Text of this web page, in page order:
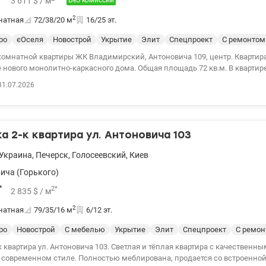
72/38/20 м2 16/25 эт.
єОселя Новострой Укрытие Элит Спецпроект
С ремонтом
квартиры ЖК Владимирский, Антоновича 109, центр. Квартира расположена на
нового монолитно-каркасного дома. Общая площадь 72 кв.м. В
кровать 180 см шириной, настенные светильники и зеркала
Цена без комиссии для покупателя 260.000 у.е., 067-781-47-77, 095-
2-к квартира ул. Антоновича 103
, Печерск, Голосеевский, Киев
(Горького)
2 835 $ / м2*
79/35/16 м2 6/12 эт.
Новострой С мебелью Укрытие Элит Спецпроект
С
103. Светлая и тёплая квартира с качественным дизайнерским
меблирована, продается со встроенной бытовой